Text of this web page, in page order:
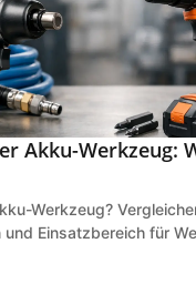
Akku-Werkzeug:
Werkzeug?
und Einsatzbereich für